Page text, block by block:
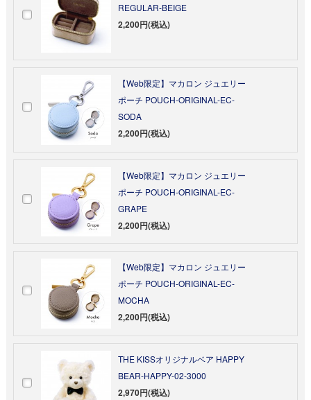
REGULAR-BEIGE
2,200円(税込)
【Web限定】マカロン ジュエリー
ポーチ POUCH-ORIGINAL-EC-
SODA
2,200円(税込)
【Web限定】マカロン ジュエリー
ポーチ POUCH-ORIGINAL-EC-
GRAPE
2,200円(税込)
【Web限定】マカロン ジュエリー
ポーチ POUCH-ORIGINAL-EC-
MOCHA
2,200円(税込)
THE KISSオリジナルベア HAPPY
BEAR-HAPPY-02-3000
2,970円(税込)